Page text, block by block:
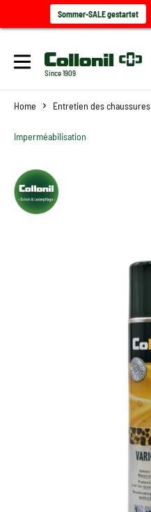
Sommer-SALE gestartet
Since 1909
Home Entretien des chaussures
Imperméabilisation